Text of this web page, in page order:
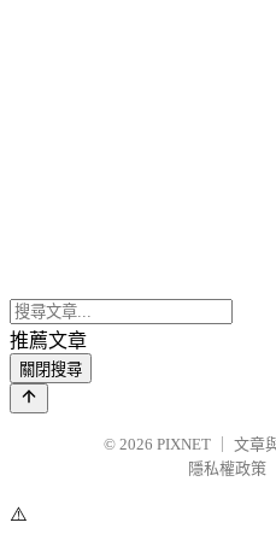
推薦文章
關閉搜尋
© 2026 PIXNET
文章
隱私權政策
⚠️